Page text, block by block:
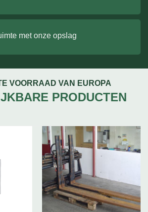
met onze opslag
VOORRAAD VAN EUROPA
PRODUCTEN